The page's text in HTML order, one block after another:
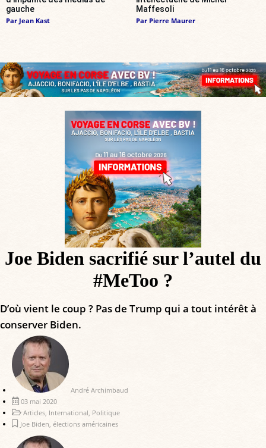
gauche
Par Jean Kast
Maffesoli
Par Pierre Maurer
Joe Biden sacrifié sur l’autel du
#MeToo ?
D’où vient le coup ? Pas de Trump qui a tout intérêt à
conserver Biden.
André Archimbaud
03 mai 2020
Articles International Politique
Joe Biden élections américaines